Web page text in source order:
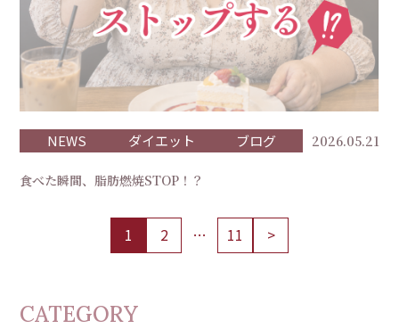
NEWS ダイエット ブログ 2026.05.21
食べた瞬間、脂肪燃焼STOP！？
1 2 … 11 >
CATEGORY